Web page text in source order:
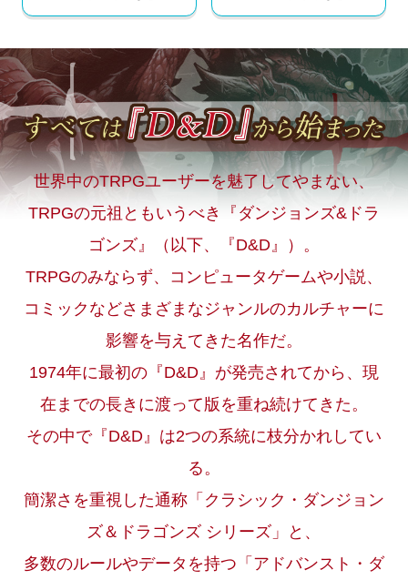
世界中のTRPGユーザーを魅了してやまない、
TRPGの元祖ともいうべき『ダンジョンズ&ドラ
ゴンズ』（以下、『D&D』）。
TRPGのみならず、コンピュータゲームや小説、
コミックなどさまざまなジャンルのカルチャーに
影響を与えてきた名作だ。
1974年に最初の『D&D』が発売されてから、現
在までの長きに渡って版を重ね続けてきた。
その中で『D&D』は2つの系統に枝分かれしてい
る。
簡潔さを重視した通称「クラシック・ダンジョン
ズ＆ドラゴンズ シリーズ」と、
多数のルールやデータを持つ「アドバンスト・ダ